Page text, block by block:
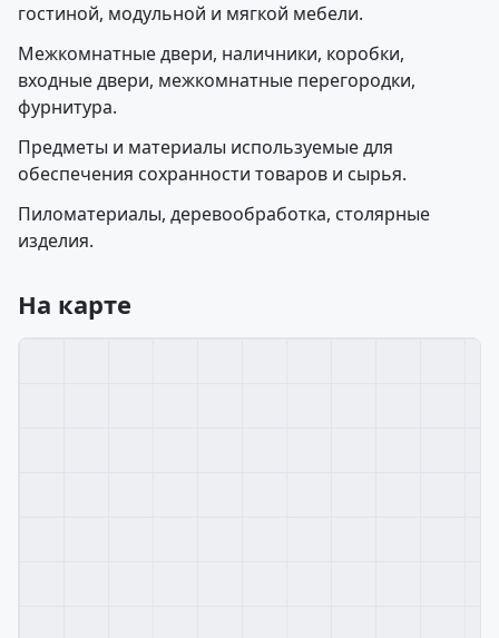
гостиной, модульной и мягкой мебели.
Межкомнатные двери, наличники, коробки,
входные двери, межкомнатные перегородки,
фурнитура.
Предметы и материалы используемые для
обеспечения сохранности товаров и сырья.
Пиломатериалы, деревообработка, столярные
изделия.
На карте